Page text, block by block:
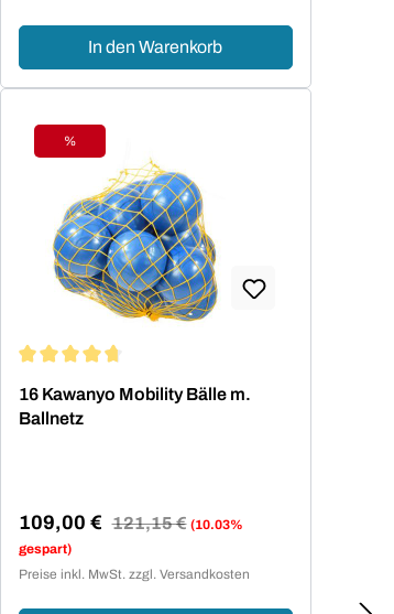
In den Warenkorb
Rabatt
%
16 Kawanyo Mobility Bälle m.
Ballnetz
Verkaufspreis:
109,00 € Regulärer Preis:
121,15 € (10.03%
gespart)
Preise inkl. MwSt. zzgl. Versandkosten